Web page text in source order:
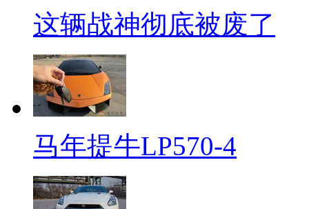
这辆战神彻底被废了
马年提牛LP570-4